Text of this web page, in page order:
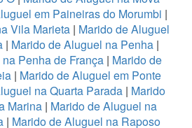
em Paineiras do Morumbi |
Vila Marieta| Marido de Aluguel
| Marido de Aluguel na Penha|
Penha de França | Marido de
| Marido de Aluguel em Ponte
na Quarta Parada| Marido
Marina | Marido de Aluguel na
| Marido de Aluguel na Raposo